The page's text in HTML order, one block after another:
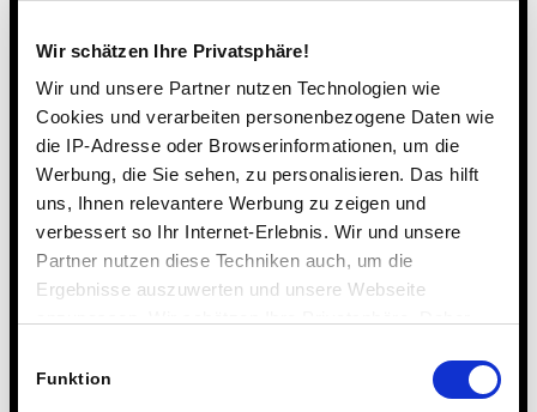
Wir schätzen Ihre Privatsphäre!
Wir und unsere Partner nutzen Technologien wie
Cookies und verarbeiten personenbezogene Daten wie
die IP-Adresse oder Browserinformationen, um die
Werbung, die Sie sehen, zu personalisieren. Das hilft
uns, Ihnen relevantere Werbung zu zeigen und
verbessert so Ihr Internet-Erlebnis. Wir und unsere
Partner nutzen diese Techniken auch, um die
Ergebnisse auszuwerten und unsere Webseite
Technologien.
Funktion